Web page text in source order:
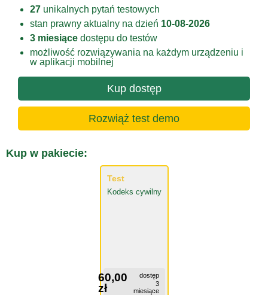
27 unikalnych pytań testowych
stan prawny aktualny na dzień 10-08-2026
3 miesiące dostępu do testów
możliwość rozwiązywania na każdym urządzeniu i
w aplikacji mobilnej
Kup dostęp
Rozwiąż test demo
Kup w pakiecie:
Test
Kodeks cywilny
60,00
zł
dostęp
3
miesiące